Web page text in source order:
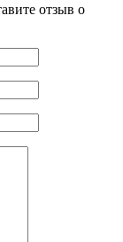
отзыв о